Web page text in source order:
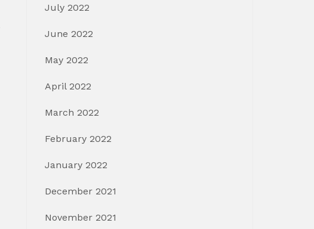
July 2022
June 2022
May 2022
April 2022
March 2022
February 2022
January 2022
December 2021
November 2021